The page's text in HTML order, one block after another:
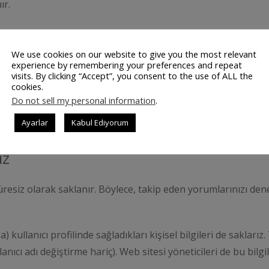
kullanabilir, üçüncü taraf tarafından gömülmüş
etkleşiminizi takip etme dahil olmak üzere, bu gömülen
olarak saklanır. Böylece, takip eden yorumlarınızı
kullanıcı profilinde sağladıkları kişisel bilgileri de
adı değiştirme hariç). Web sitesi yöneticileri de bu
We use cookies on our website to give you the most relevant
experience by remembering your preferences and repeat
visits. By clicking “Accept”, you consent to the use of ALL the
cookies.
Do not sell my personal information.
Ayarlar Kabul Ediyorum